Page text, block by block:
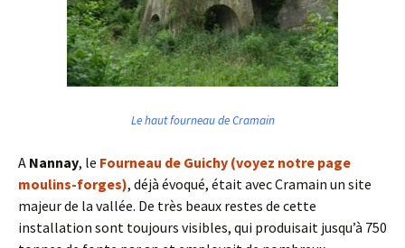
Le haut fourneau de Cramain
A Nannay, le Fourneau de Guichy (voyez notre page
moulins-forges), déjà évoqué, était avec Cramain un site
majeur de la vallée. De très beaux restes de cette
installation sont toujours visibles, qui produisait jusqu’à 750